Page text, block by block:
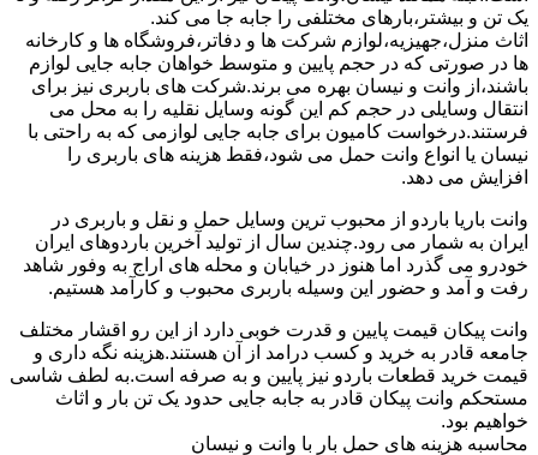
یک تن و بیشتر،بارهای مختلفی را جابه جا می کند.
اثاث منزل،جهیزیه،لوازم شرکت ها و دفاتر،فروشگاه ها و کارخانه
ها در صورتی که در حجم پایین و متوسط خواهان جابه جایی لوازم
باشند،از وانت و نیسان بهره می برند.شرکت های باربری نیز برای
انتقال وسایلی در حجم کم این گونه وسایل نقلیه را به محل می
فرستند.درخواست کامیون برای جابه جایی لوازمی که به راحتی با
نیسان یا انواع وانت حمل می شود،فقط هزینه های باربری را
افزایش می دهد.
وانت باریا باردو از محبوب ترین وسایل حمل و نقل و باربری در
ایران به شمار می رود.چندین سال از تولید آخرین باردوهای ایران
خودرو می گذرد اما هنوز در خیابان و محله های اراج به وفور شاهد
رفت و آمد و حضور این وسیله باربری محبوب و کارآمد هستیم.
وانت پیکان قیمت پایین و قدرت خوبی دارد از این رو اقشار مختلف
جامعه قادر به خرید و کسب درامد از آن هستند.هزینه نگه داری و
قیمت خرید قطعات باردو نیز پایین و به صرفه است.به لطف شاسی
مستحکم وانت پیکان قادر به جابه جایی حدود یک تن بار و اثاث
خواهیم بود.
محاسبه هزینه های حمل بار با وانت و نیسان